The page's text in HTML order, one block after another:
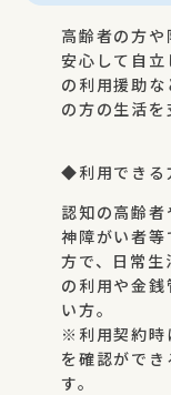
高齢者の方
安心して自
の利用援助
の方の生活を
◆利用できる
認知の高齢
神障がい者
方で、日常生
の利用や金
い方。
※利用契約時
を確認がで
す。